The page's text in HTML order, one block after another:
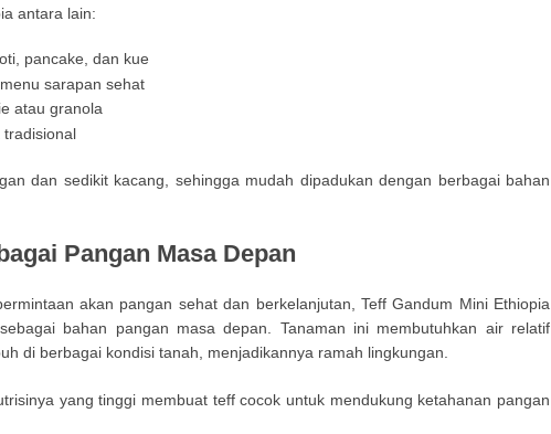
antara lain:
pancake, dan kue
sarapan sehat
atau granola
tradisional
dan sedikit kacang, sehingga mudah dipadukan dengan berbagai bahan
Pangan Masa Depan
akan pangan sehat dan berkelanjutan, Teff Gandum Mini Ethiopia
bahan pangan masa depan. Tanaman ini membutuhkan air relatif
di berbagai kondisi tanah, menjadikannya ramah lingkungan.
yang tinggi membuat teff cocok untuk mendukung ketahanan pangan